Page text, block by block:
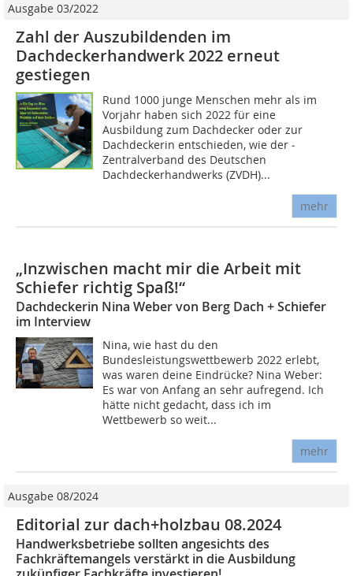
Ausgabe 03/2022
Zahl der Auszubildenden im
Dachdeckerhandwerk 2022 erneut
gestiegen
Rund 1000 junge Menschen mehr als im
Vorjahr haben sich 2022 für eine
Ausbildung zum Dachdecker oder zur
Dachdeckerin entschieden, wie der ­
Zentralverband des Deutschen
Dachdeckerhandwerks (ZVDH)...
mehr
„Inzwischen macht mir die Arbeit mit
Schiefer richtig Spaß!“
Dachdeckerin Nina Weber von Berg Dach + Schiefer
im Interview
Nina, wie hast du den
Bundesleistungswettbewerb 2022 erlebt,
was waren deine Eindrücke? Nina Weber:
Es war von Anfang an sehr aufregend. Ich
hätte nicht gedacht, dass ich im
Wettbewerb so weit...
mehr
Ausgabe 08/2024
Editorial zur dach+holzbau 08.2024
Handwerksbetriebe sollten angesichts des
Fachkräftemangels verstärkt in die Ausbildung